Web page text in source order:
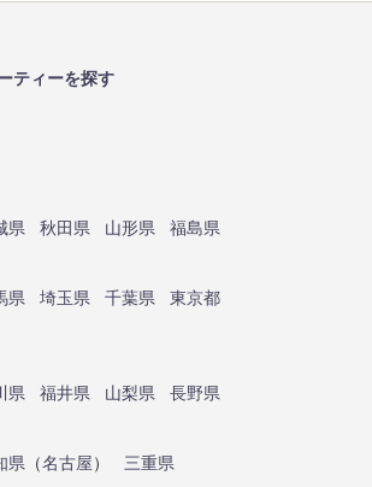
ティーを探す
県 秋田県 山形県
福島県
県 埼玉県 千葉県
東京都
県 福井県 山梨県
長野県
県 （名古屋）
三重県